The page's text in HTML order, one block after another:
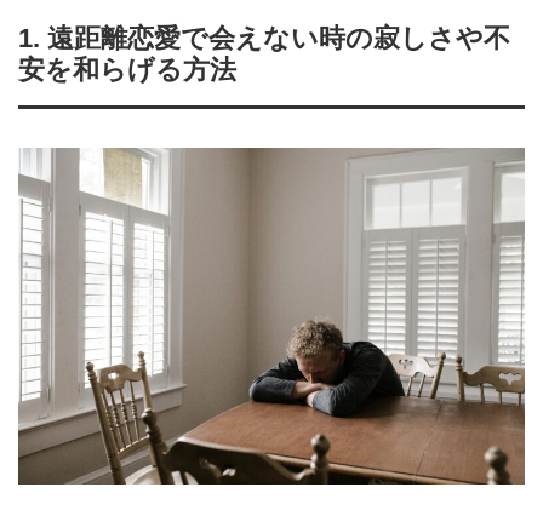
1. 遠距離恋愛で会えない時の寂しさや不
安を和らげる方法